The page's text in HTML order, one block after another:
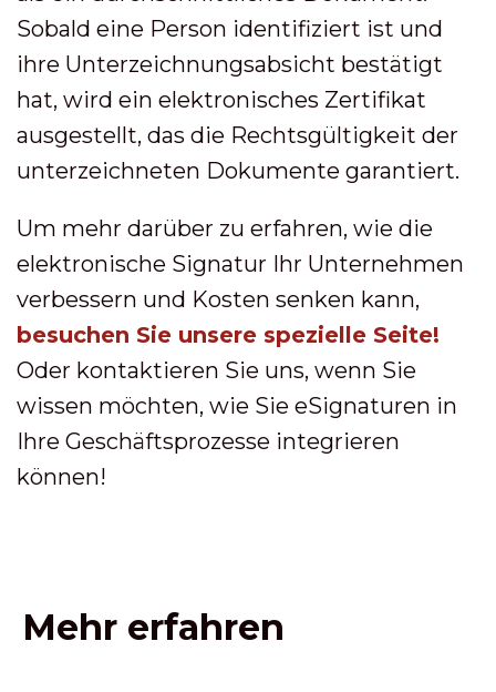
Sobald eine Person identifiziert ist und
ihre Unterzeichnungsabsicht bestätigt
hat, wird ein elektronisches Zertifikat
ausgestellt, das die Rechtsgültigkeit der
unterzeichneten Dokumente garantiert.
Um mehr darüber zu erfahren, wie die
elektronische Signatur Ihr Unternehmen
verbessern und Kosten senken kann,
besuchen Sie unsere spezielle Seite!
Oder kontaktieren Sie uns, wenn Sie
wissen möchten, wie Sie eSignaturen in
Ihre Geschäftsprozesse integrieren
können!
Mehr erfahren